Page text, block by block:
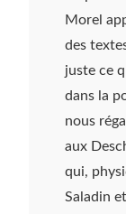
Morel
des
juste ce
dans la
nous
aux
qui,
Saladin